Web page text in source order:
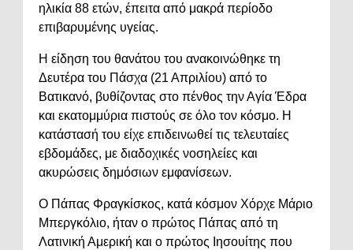
ηλικία 88 ετών, έπειτα από μακρά περίοδο
επιβαρυμένης υγείας.
Η είδηση του θανάτου του ανακοινώθηκε τη
Δευτέρα του Πάσχα (21 Απριλίου) από το
Βατικανό, βυθίζοντας στο πένθος την Αγία Έδρα
και εκατομμύρια πιστούς σε όλο τον κόσμο. Η
κατάστασή του είχε επιδεινωθεί τις τελευταίες
εβδομάδες, με διαδοχικές νοσηλείες και
ακυρώσεις δημόσιων εμφανίσεων.
Ο Πάπας Φραγκίσκος, κατά κόσμον Χόρχε Μάριο
Μπεργκόλιο, ήταν ο πρώτος Πάπας από τη
Λατινική Αμερική και ο πρώτος Ιησουίτης που